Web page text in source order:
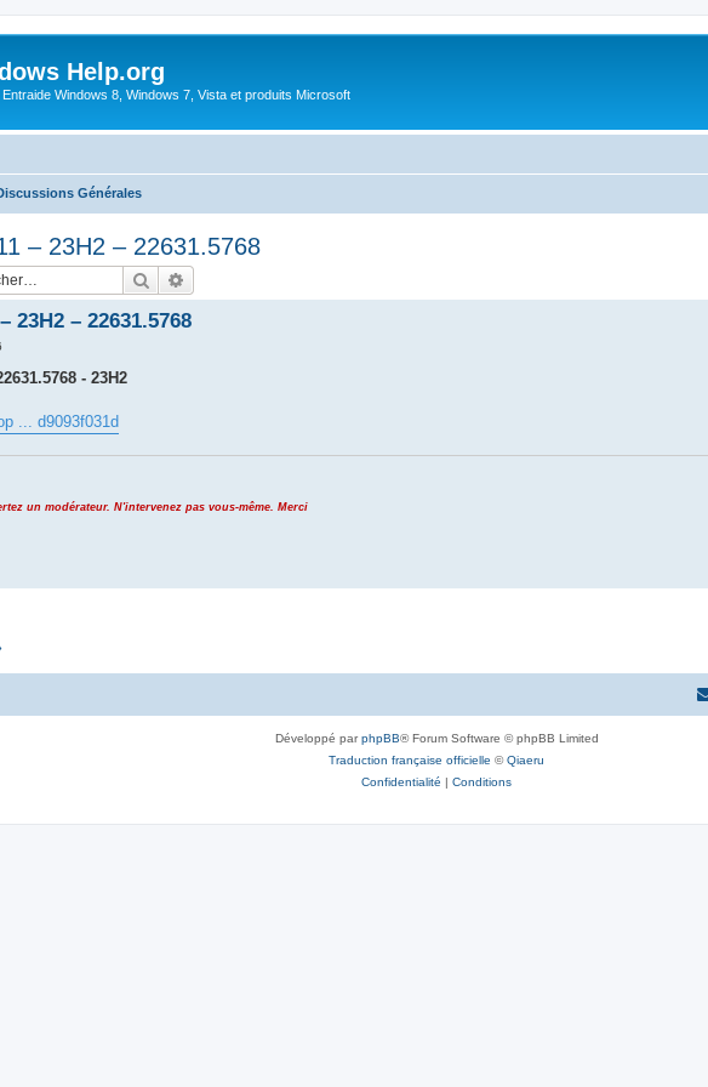
Help.org
Windows 8, Windows 7, Vista et produits Microsoft
Générales
– 23H2 – 22631.5768
Rechercher
23H2 – 22631.5768
- 23H2
... d9093f031d
un modérateur. N'intervenez pas vous-même. Merci
Développé parphpBB® Forum Software © phpBB Limited
Traduction française officielle ©Qiaeru
Confidentialité | Conditions